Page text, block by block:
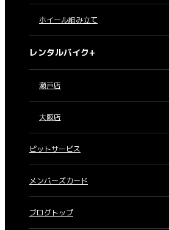
ホイール組み立て
レンタルバイク+
瀬戸店
大阪店
ピットサービス
メンバーズカード
ブログトップ